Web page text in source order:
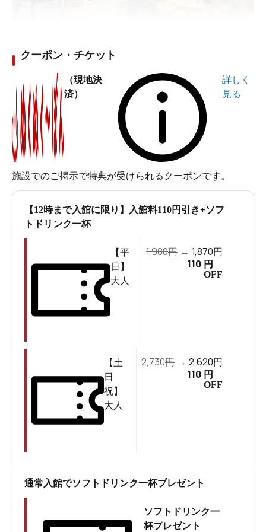
お風呂も岩盤浴もグルメも！緑あふれるアウトドアな雰
囲気で存分にくつろげる「RAKU SPA GARDEN名古
屋」
萩 ゆう / 2024年09月17日作成名古屋市名東区平和が丘に
ある「RAKU SPA GARDEN 名古屋」。
全国に４店舗（RAKU SPA 1010 神田、RAKU SPA 鶴
見、RAKU SPA GARDEN 名古屋、RAKU SPA Cafe 浜
松）展開されているRAKUSPAブランドは、なんと今年8
月で10周年を迎えました！
「RAKU SPA GARDEN 名古屋」は緑に彩られた癒しの
雰囲気が味わえるスパとして、多くの人に親しまれてい
ここでは、実際に取材をしたRAKU SPA GARDEN 名古
屋の魅力をとことん紹介します！
無料送迎バスもある！施設までのアクセス
RAKU SPA GARDEN 名古屋は、名古屋市営バス「光が
丘駅」から徒歩3分、「猪高車庫駅」から徒歩12分、電車
では名古屋市営名城線「自由ヶ丘駅」から徒歩20分の場
所にあります。
クーポン・チケット
（現地決
済）
詳しく
見る
施設でのご掲示で特典が受けられるクーポンです。
【12時まで入館に限り】入館料110円引き+ソフ
トドリンク一杯
【平
日】
大人
1,980円 → 1,870円
110 円
OFF
【土
日
祝】
大人
2,730円 → 2,620円
110 円
OFF
通常入館でソフトドリンク一杯プレゼント
ソフトドリンク一
杯プレゼント